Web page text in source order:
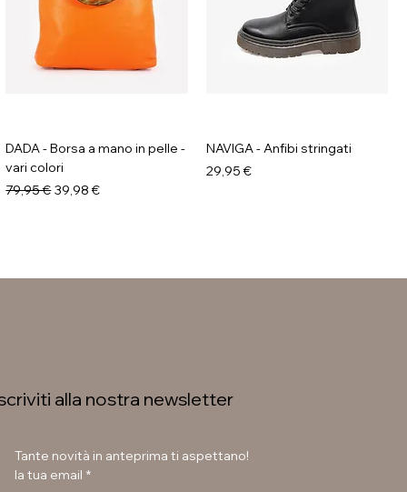
DADA - Borsa a mano in pelle -
vari colori
Prezzo regolare
79,95 € Prezzo scontato
39,98 €
NAVIGA - Anfibi stringati
Prezzo
29,95 €
alla nostra newsletter
Tante novità in anteprima ti aspettano!
la tua email *